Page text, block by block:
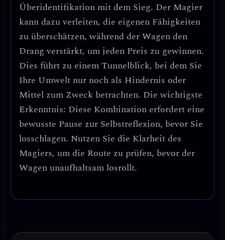
Überidentifikation mit dem Sieg. Der Magier
kann dazu verleiten, die eigenen Fähigkeiten
zu überschätzen, während der Wagen den
Drang verstärkt, um jeden Preis zu gewinnen.
Dies führt zu einemTunnelblick, bei dem Sie
Ihre Umwelt nur noch als Hindernis oder
Mittel zum Zweck betrachten. Die wichtigste
Erkenntnis: Diese Kombination erfordert eine
bewusste Pause zur Selbstreflexion, bevor Sie
losschlagen. Nutzen Sie die Klarheit des
Magiers, um die Route zu prüfen, bevor der
Wagen unaufhaltsam losrollt.